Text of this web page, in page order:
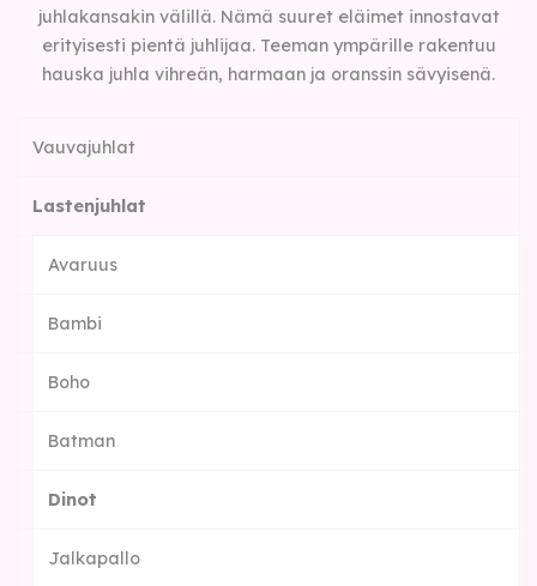
juhlakansakin välillä. Nämä suuret eläimet innostavat
erityisesti pientä juhlijaa. Teeman ympärille rakentuu
hauska juhla vihreän, harmaan ja oranssin sävyisenä.
Vauvajuhlat
Lastenjuhlat
Avaruus
Bambi
Boho
Batman
Dinot
Jalkapallo